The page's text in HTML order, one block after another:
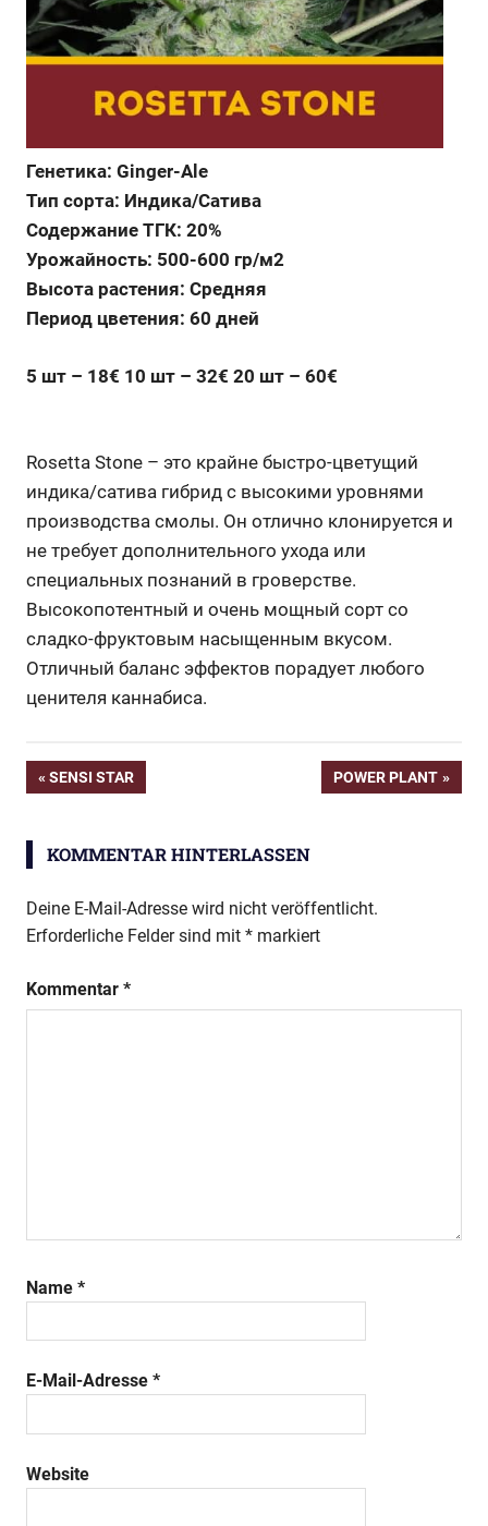
Генетика: Ginger-Ale
Тип сорта: Индика/Сатива
Содержание ТГК: 20%
Урожайность: 500-600 гр/м2
Высота растения: Средняя
Период цветения: 60 дней
5 шт – 18€ 10 шт – 32€ 20 шт – 60€
Rosetta Stone – это крайне быстро-цветущий
индика/сатива гибрид с высокими уровнями
производства смолы. Он отлично клонируется и
не требует дополнительного ухода или
специальных познаний в гроверстве.
Высокопотентный и очень мощный сорт со
сладко-фруктовым насыщенным вкусом.
Отличный баланс эффектов порадует любого
ценителя каннабиса.
Beitragsnavigation
VORHERIGER
SENSI STAR
NÄCHSTER
POWER PLANT
KOMMENTAR HINTERLASSEN
Deine E-Mail-Adresse wird nicht veröffentlicht.
Erforderliche Felder sind mit * markiert
Kommentar *
Name *
E-Mail-Adresse *
Website